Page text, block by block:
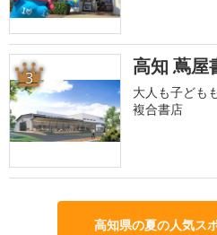
3 高知 蔦屋
大人も子ども
複合書店
高知県の夏の人気ス